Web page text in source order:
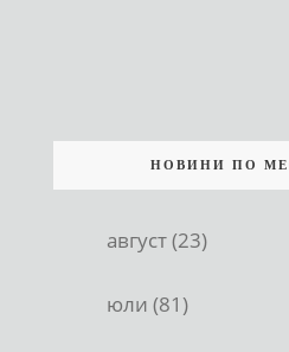
НОВИНИ ПО
август (23)
юли (81)